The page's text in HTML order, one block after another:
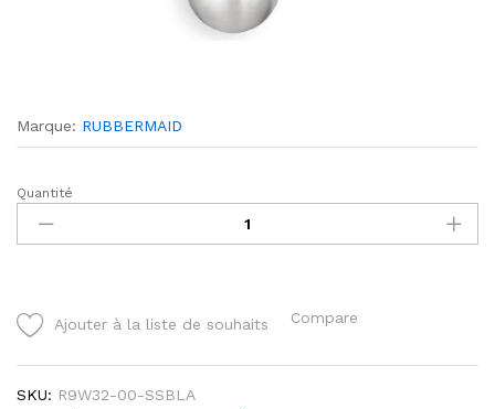
Marque: RUBBERMAID
Cendrier
mural
Infinity
Quantité
Ajouter à la liste de souhaits Compare
SKU: R9W32-00-SSBLA